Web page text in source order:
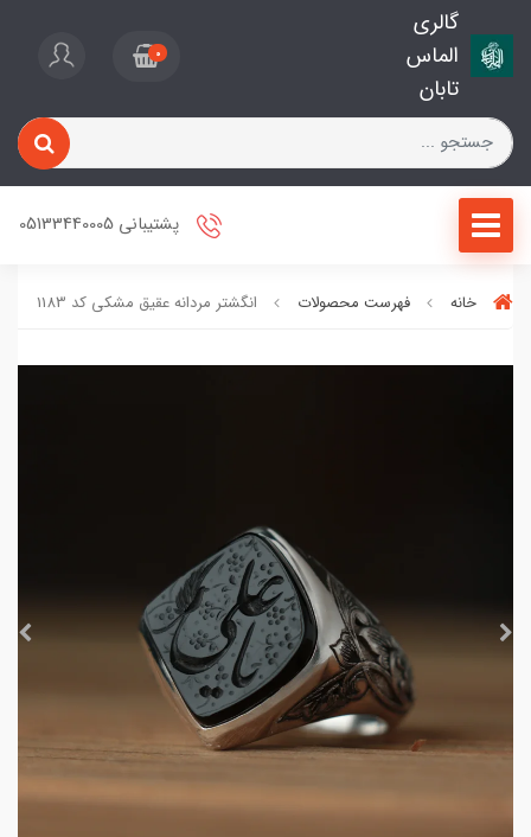
گالری
الماس
تابان
0
پشتیبانی 05133440005
خانه فهرست محصولات انگشتر مردانه عقیق مشکی کد 1183